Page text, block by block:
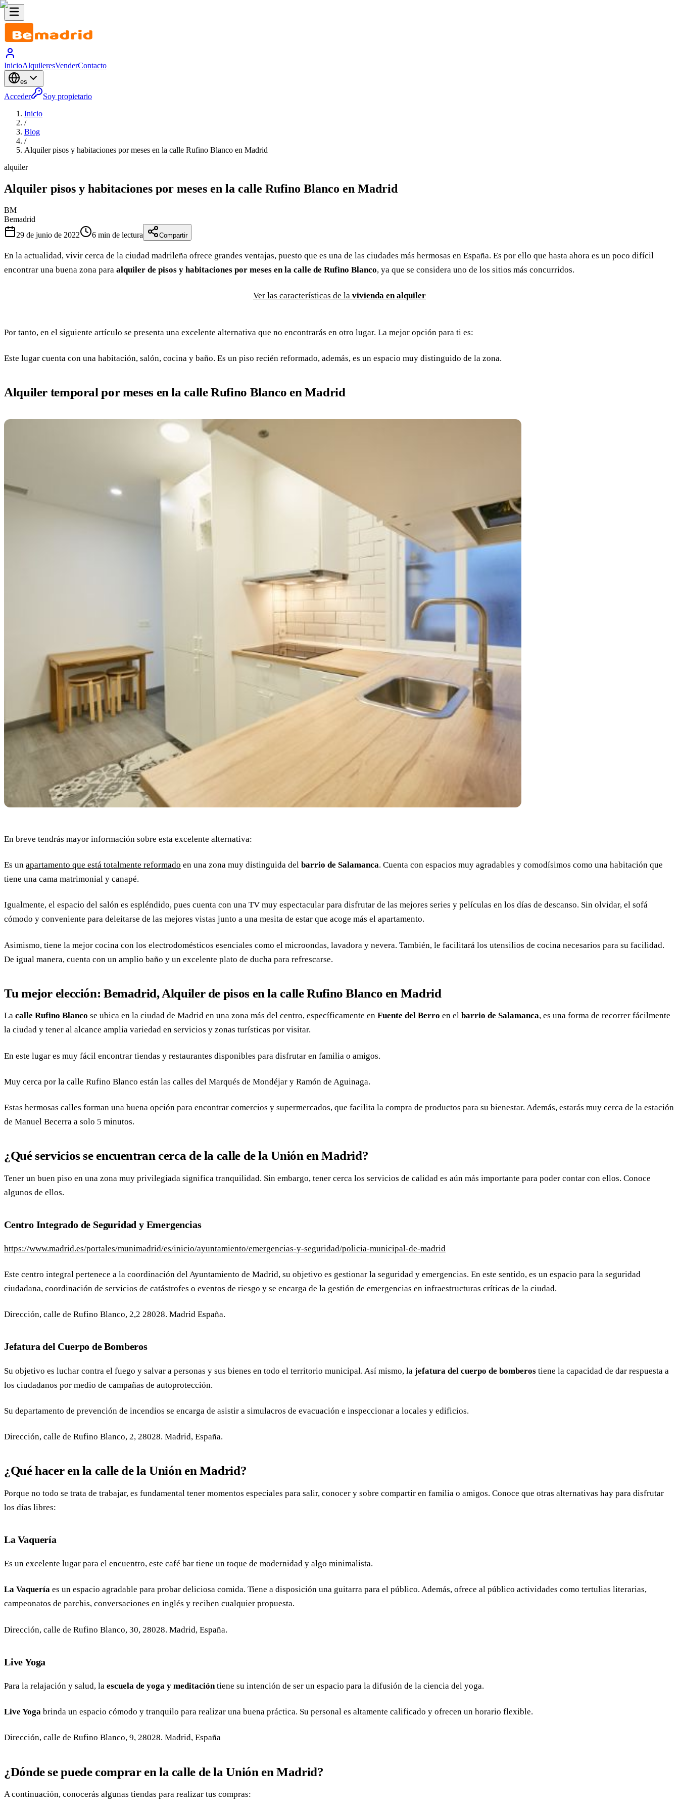
InicioAlquileresVenderContacto
es
Acceder
Soy propietario
Inicio
/
Blog
/
Alquiler pisos y habitaciones por meses en la calle Rufino Blanco en Madrid
alquiler
Alquiler pisos y habitaciones por meses en la calle Rufino Blanco en Madrid
BM
Bemadrid
29 de junio de 2022
6 min de lectura Compartir
En la actualidad, vivir cerca de la ciudad madrileña ofrece grandes ventajas, puesto que es una de las ciudades más hermosas en España. Es por ello que hasta ahora es un poco difícil
encontrar una buena zona para alquiler de pisos y habitaciones por meses en la calle de Rufino Blanco, ya que se considera uno de los sitios más concurridos.
Ver las características de la vivienda en alquiler
Por tanto, en el siguiente artículo se presenta una excelente alternativa que no encontrarás en otro lugar. La mejor opción para ti es:
Este lugar cuenta con una habitación, salón, cocina y baño. Es un piso recién reformado, además, es un espacio muy distinguido de la zona.
Alquiler temporal por meses en la calle Rufino Blanco en Madrid
En breve tendrás mayor información sobre esta excelente alternativa:
Es un apartamento que está totalmente reformado en una zona muy distinguida del barrio de Salamanca. Cuenta con espacios muy agradables y comodísimos como una habitación que
tiene una cama matrimonial y canapé.
Igualmente, el espacio del salón es espléndido, pues cuenta con una TV muy espectacular para disfrutar de las mejores series y películas en los días de descanso. Sin olvidar, el sofá
cómodo y conveniente para deleitarse de las mejores vistas junto a una mesita de estar que acoge más el apartamento.
Asimismo, tiene la mejor cocina con los electrodomésticos esenciales como el microondas, lavadora y nevera. También, le facilitará los utensilios de cocina necesarios para su facilidad.
De igual manera, cuenta con un amplio baño y un excelente plato de ducha para refrescarse.
Tu mejor elección: Bemadrid, Alquiler de pisos en la calle Rufino Blanco en Madrid
La calle Rufino Blanco se ubica en la ciudad de Madrid en una zona más del centro, específicamente en Fuente del Berro en el barrio de Salamanca, es una forma de recorrer fácilmente
la ciudad y tener al alcance amplia variedad en servicios y zonas turísticas por visitar.
En este lugar es muy fácil encontrar tiendas y restaurantes disponibles para disfrutar en familia o amigos.
Muy cerca por la calle Rufino Blanco están las calles del Marqués de Mondéjar y Ramón de Aguinaga.
Estas hermosas calles forman una buena opción para encontrar comercios y supermercados, que facilita la compra de productos para su bienestar. Además, estarás muy cerca de la estación
de Manuel Becerra a solo 5 minutos.
¿Qué servicios se encuentran cerca de la calle de la Unión en Madrid?
Tener un buen piso en una zona muy privilegiada significa tranquilidad. Sin embargo, tener cerca los servicios de calidad es aún más importante para poder contar con ellos. Conoce
algunos de ellos.
Centro Integrado de Seguridad y Emergencias
https://www.madrid.es/portales/munimadrid/es/inicio/ayuntamiento/emergencias-y-seguridad/policia-municipal-de-madrid
Este centro integral pertenece a la coordinación del Ayuntamiento de Madrid, su objetivo es gestionar la seguridad y emergencias. En este sentido, es un espacio para la seguridad
ciudadana, coordinación de servicios de catástrofes o eventos de riesgo y se encarga de la gestión de emergencias en infraestructuras críticas de la ciudad.
Dirección, calle de Rufino Blanco, 2,2 28028. Madrid España.
Jefatura del Cuerpo de Bomberos
Su objetivo es luchar contra el fuego y salvar a personas y sus bienes en todo el territorio municipal. Así mismo, la jefatura del cuerpo de bomberos tiene la capacidad de dar respuesta a
los ciudadanos por medio de campañas de autoprotección.
Su departamento de prevención de incendios se encarga de asistir a simulacros de evacuación e inspeccionar a locales y edificios.
Dirección, calle de Rufino Blanco, 2, 28028. Madrid, España.
¿Qué hacer en la calle de la Unión en Madrid?
Porque no todo se trata de trabajar, es fundamental tener momentos especiales para salir, conocer y sobre compartir en familia o amigos. Conoce que otras alternativas hay para disfrutar
los días libres:
La Vaquería
Es un excelente lugar para el encuentro, este café bar tiene un toque de modernidad y algo minimalista.
La Vaquería es un espacio agradable para probar deliciosa comida. Tiene a disposición una guitarra para el público. Además, ofrece al público actividades como tertulias literarias,
campeonatos de parchis, conversaciones en inglés y reciben cualquier propuesta.
Dirección, calle de Rufino Blanco, 30, 28028. Madrid, España.
Live Yoga
Para la relajación y salud, la escuela de yoga y meditacióntiene su intención de ser un espacio para la difusión de la ciencia del yoga.
Live Yoga brinda un espacio cómodo y tranquilo para realizar una buena práctica. Su personal es altamente calificado y ofrecen un horario flexible.
Dirección, calle de Rufino Blanco, 9, 28028. Madrid, España
¿Dónde se puede comprar en la calle de la Unión en Madrid?
A continuación, conocerás algunas tiendas para realizar tus compras: